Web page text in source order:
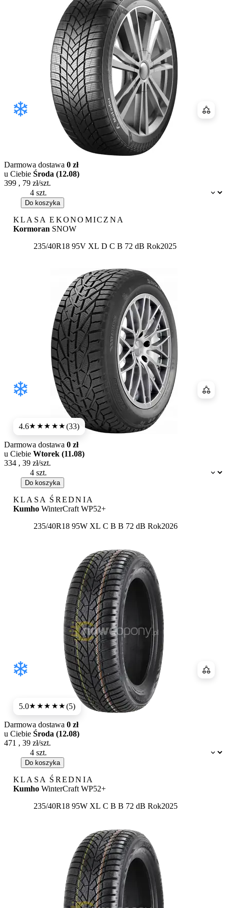
Dostępność:
Darmowa dostawa 0 zł
u Ciebie Środa (12.08)
399 , 79 zł/szt.
Do koszyka
KLASA EKONOMICZNA
Kormoran SNOW
235/40R18 95V XL Etykieta:
D C B 72 dB Rok2025
4.6★★★★★(33)
Dostępność:
Darmowa dostawa 0 zł
u Ciebie Wtorek (11.08)
334 , 39 zł/szt.
Do koszyka
KLASA ŚREDNIA
Kumho WinterCraft WP52+
235/40R18 95W XL Etykieta:
C B B 72 dB Rok2026
5.0★★★★★(5)
Dostępność:
Darmowa dostawa 0 zł
u Ciebie Środa (12.08)
471 , 39 zł/szt.
Do koszyka
KLASA ŚREDNIA
Kumho WinterCraft WP52+
235/40R18 95W XL Etykieta:
C B B 72 dB Rok2025